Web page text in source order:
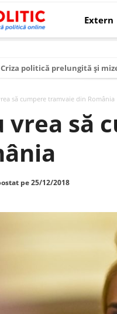
Extern
Criza politică prelungită și
Modelul economic al Rusiei:
Occidentul obosit și Estul
Viitorul României în Uniunea
România – ROExit pentru a
Huawei dezvoltă un nou cip
SUA și UE se îndepărtează
să cumpere tramvaie din România
vrea să
pe25/12/2018